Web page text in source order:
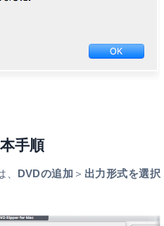
手順
DVDの追加 ＞ 出力形式を選択